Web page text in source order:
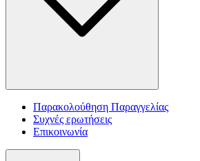
Παρακολούθηση Παραγγελίας
Συχνές ερωτήσεις
Επικοινωνία